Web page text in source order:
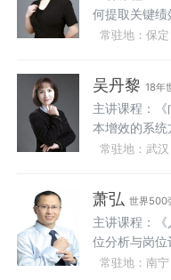
异—HBDI全
MBTI职业气
统思考——快
力》《AI加
划》《向华
队伍》《向华
《基于业务
源管理》《AI
同》《AI领
管理之教练
革命性提升》
责任，成就
何提取关键绩效指标》 《
地实施方案》 《薪酬管理的基本逻辑及操
来答》
常驻地：保定
吴丹黎 18年
主讲课程：
本增效的系统
系搭建与人效
优徒——岗位
的绩效管理》
《成功招聘实
酬设计实务
常驻地：武汉
萧弘 世界500
主讲课程：
位分析与岗位
体系》《招
常驻地：南宁